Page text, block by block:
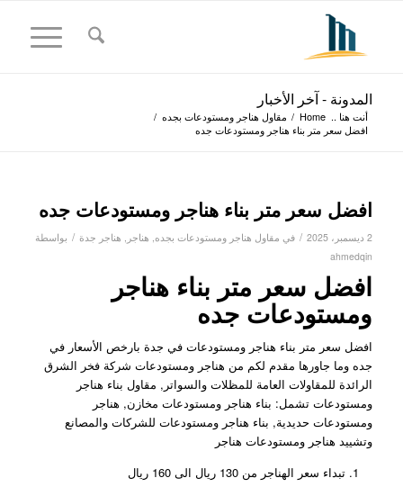
المدونة - آخر الأخبار
أنت هنا .. Home
/ مقاول هناجر ومستودعات بجده /
افضل سعر متر بناء هناجر ومستودعات جده
افضل سعر متر بناء هناجر ومستودعات جده
2 ديسمبر، 2025 / في مقاول هناجر ومستودعات بجده, هناجر , هناجر جدة / بواسطة
ahmedqin
افضل سعر متر بناء هناجر
ومستودعات جده
افضل سعر متر بناء هناجر ومستودعات في جدة بارخص الأسعار في
جده وما جاورها مقدم لكم من هناجر ومستودعات شركة فخر الشرق
الرائدة للمقاولات العامة للمظلات والسواتر, مقاول بناء هناجر
ومستودعات تشمل: بناء هناجر ومستودعات مخازن, هناجر
ومستودعات حديدية, بناء هناجر ومستودعات للشركات والمصانع
وتشييد هناجر ومستودعات هناجر
تبداء سعر الهناجر من 130 ريال الى 160 ريال